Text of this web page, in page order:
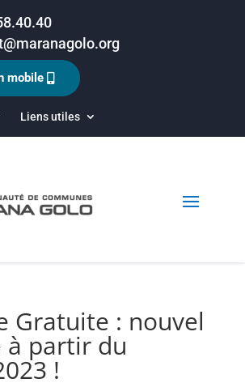
Liens utiles
mobile
Gratuite : nouvel
à partir du
!